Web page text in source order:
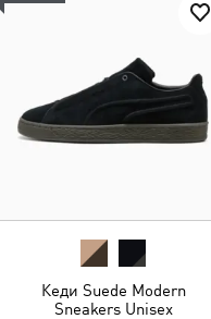
Кеди Suede Modern
Sneakers Unisex